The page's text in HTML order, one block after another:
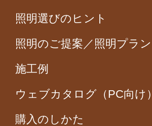
照明選びのヒント
照明のご提案／照明プラン
施工例
ウェブカタログ（PC向け）
購入のしかた